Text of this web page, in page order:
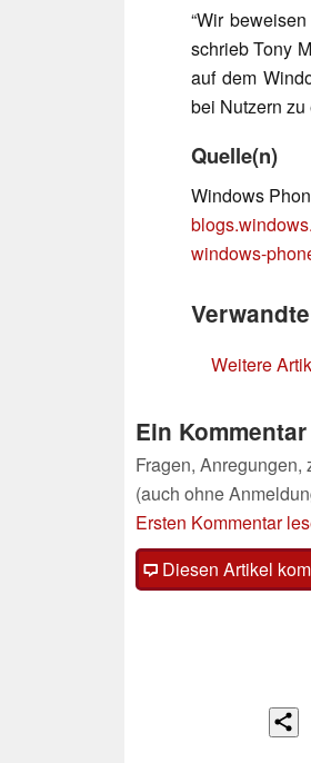
“Wir
schrieb Tony
auf dem
bei Nutzern
Quelle(n)
Windows
windows-
Weitere
Ein
Fragen,
(auch ohne
Ersten Kommentar
Diesen Artikel